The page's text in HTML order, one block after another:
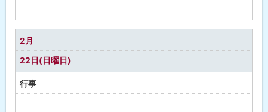
定
な
し
2月
22日(日曜日)
行事